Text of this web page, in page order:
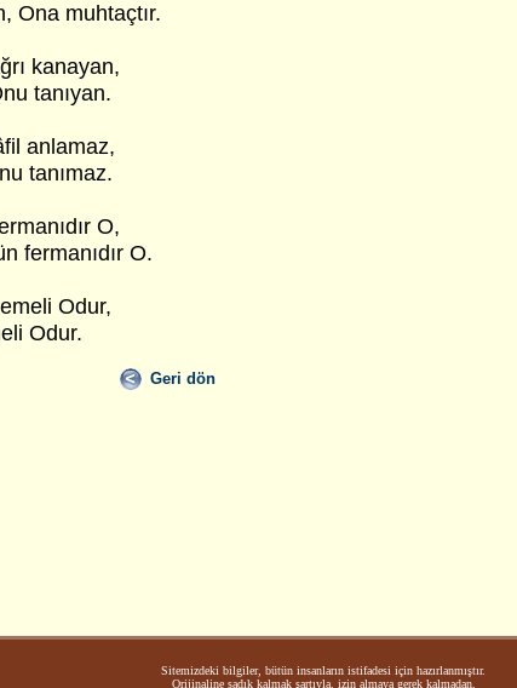
Ona muhtaçtır.
kanayan,
tanıyan.
anlamaz,
tanımaz.
O,
fermanıdır O.
Odur,
Odur.
Geri dön
Sitemizdeki bilgiler, bütün insanların istifadesi için hazırlanmıştır.
Orijinaline sadık kalmak şartıyla, izin almaya gerek kalmadan,